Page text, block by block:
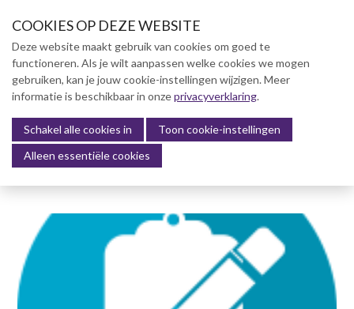
m
p
t
Menu
Over NVBK
NVBK Leden
Lidmaatschap
Kennisbank
Dag van de Bouwkosten 2025
Kostenmanagement Bouw &
Infra (KM)
ABK-model 2023
COOKIES OP DEZE WEBSITE
Deze website maakt gebruik van cookies om goed te
functioneren. Als je wilt aanpassen welke cookies we mogen
gebruiken, kan je jouw cookie-instellingen wijzigen. Meer
informatie is beschikbaar in onzeprivacyverklaring.
Schakel alle cookies in
Toon cookie-instellingen
Alleen essentiële cookies